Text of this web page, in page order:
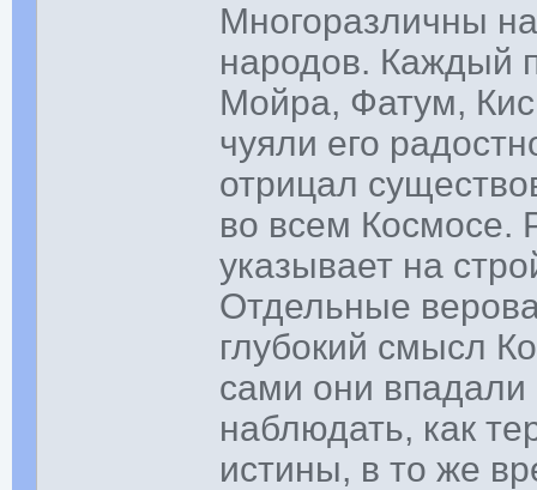
Многоразличны
народов. Каждый
Мойра, Фатум,
чуяли его
отрицал
во всем Космосе.
указывает на
Отдельные
глубокий смысл
сами они
наблюдать, как
истины, в то же